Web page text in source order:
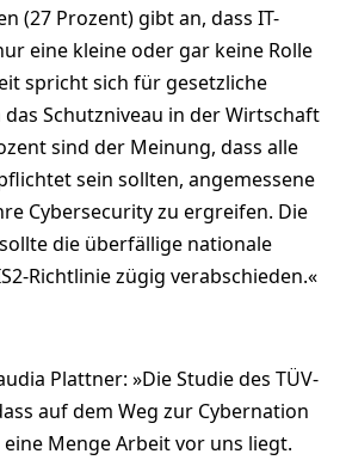
(27 Prozent) gibt an, dass IT-
eine kleine oder gar keine Rolle
spricht sich für gesetzliche
Schutzniveau in der Wirtschaft
sind der Meinung, dass alle
sein sollten, angemessene
Cybersecurity zu ergreifen. Die
die überfällige nationale
Richtlinie zügig verabschieden.«
Plattner: »Die Studie des TÜV-
auf dem Weg zur Cybernation
Menge Arbeit vor uns liegt.